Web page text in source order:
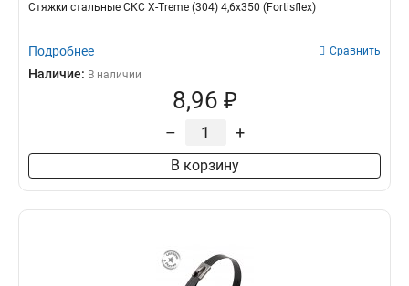
Стяжки стальные СКС X-Treme (304) 4,6х350 (Fortisflex)
Подробнее Сравнить
Наличие: В наличии
8,96 ₽
– +
В корзину